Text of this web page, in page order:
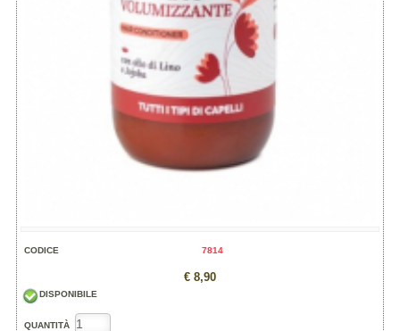
CODICE 7814
€ 8,90
DISPONIBILE
QUANTITÀ